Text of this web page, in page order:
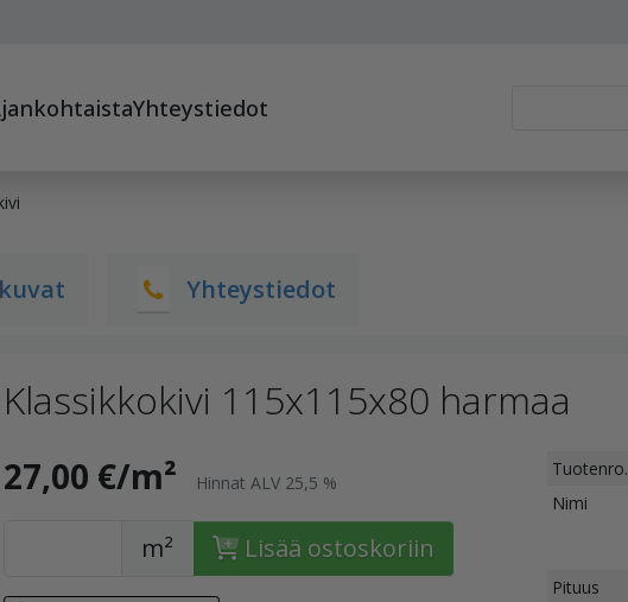
Yhteystiedot
Yhteystiedot
Klassikkokivi 115x115x80 harmaa
27,00 €/m² Hinnat ALV 25,5 %
m² Lisää ostoskoriin
Tuotenro.
Nimi
Pituus